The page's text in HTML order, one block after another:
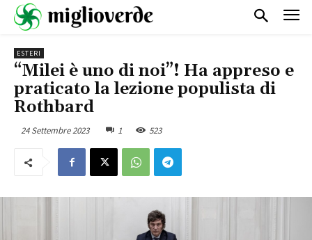
ESTERI
“Milei è uno di noi”! Ha appreso e
praticato la lezione populista di
Rothbard
24 Settembre 2023 1 523